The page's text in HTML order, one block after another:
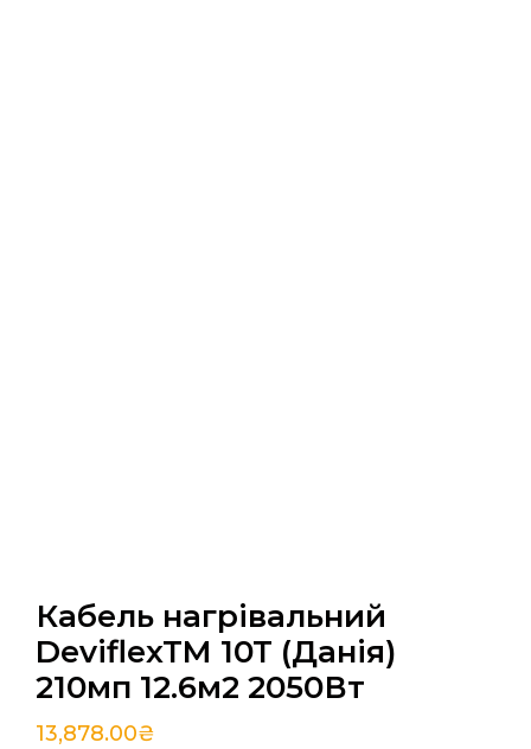
Кабель нагрівальний
DeviflexTM 10T (Данія)
210мп 12.6м2 2050Вт
13,878.00₴